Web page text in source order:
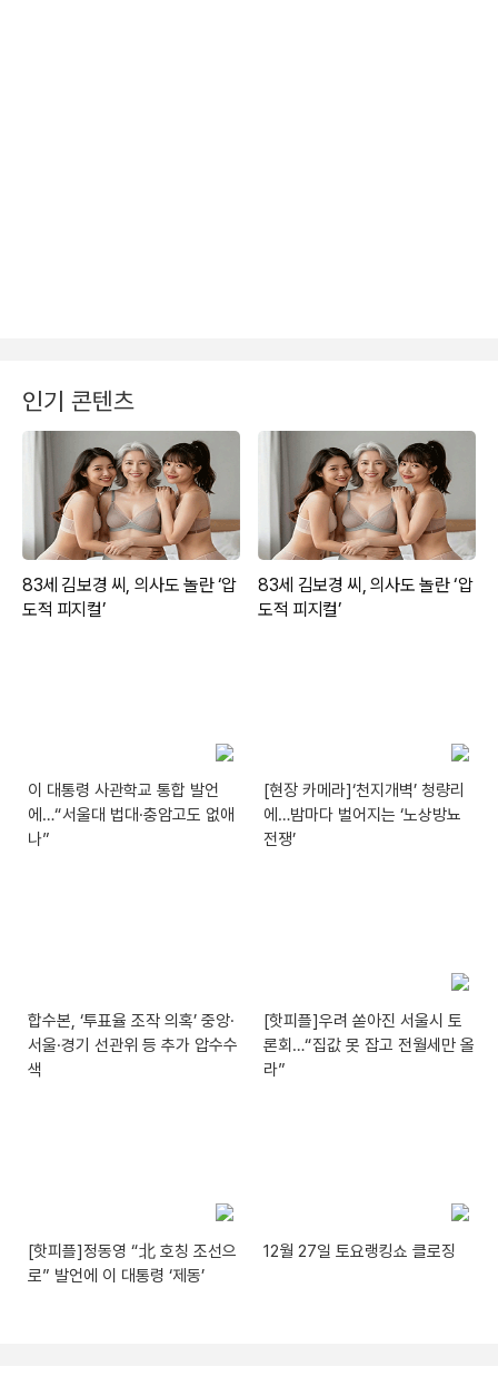
인기 콘텐츠
이 대통령 사관학교 통합 발언
에…“서울대 법대·충암고도 없애
나”
[현장 카메라]‘천지개벽’ 청량리
에…밤마다 벌어지는 ‘노상방뇨
전쟁’
합수본, ‘투표율 조작 의혹’ 중앙·
서울·경기 선관위 등 추가 압수수
색
[핫피플]우려 쏟아진 서울시 토
론회…“집값 못 잡고 전월세만 올
라”
[핫피플]정동영 “北 호칭 조선으
로” 발언에 이 대통령 ‘제동’
12월 27일 토요랭킹쇼 클로징